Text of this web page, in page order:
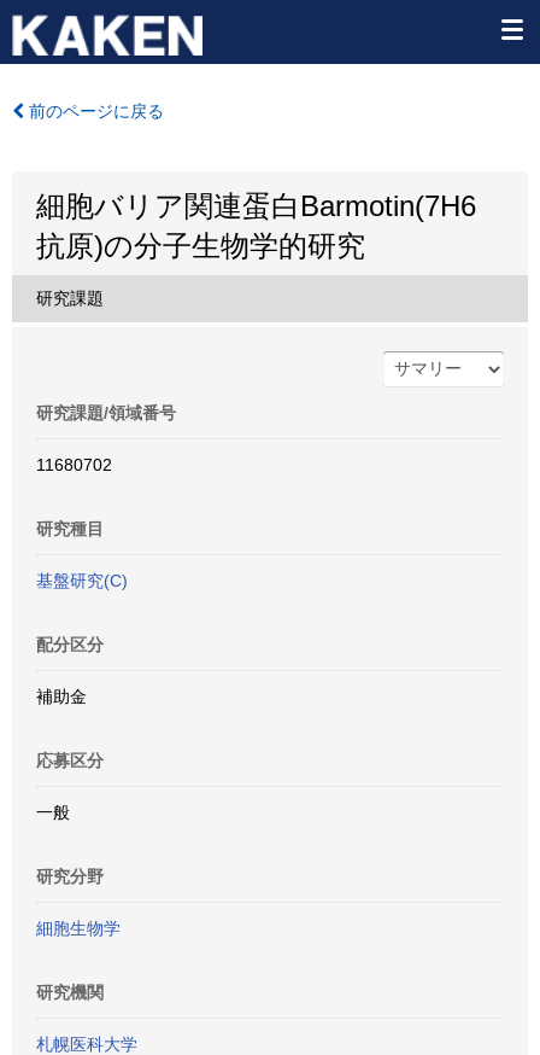
前のページに戻る
細胞バリア関連蛋白Barmotin(7H6
抗原)の分子生物学的研究
研究課題
研究課題/領域番号
11680702
研究種目
基盤研究(C)
配分区分
補助金
応募区分
一般
研究分野
細胞生物学
研究機関
札幌医科大学